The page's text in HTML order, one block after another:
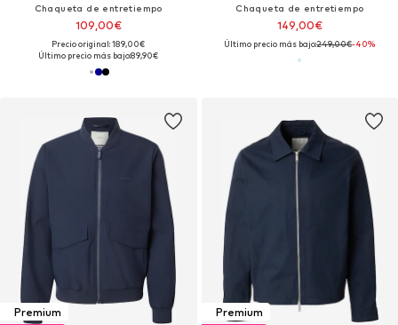
Chaqueta de entretiempo
109,00€
Precio original: 189,00€
Último precio más bajo:89,90€
Chaqueta de entretiempo
149,00€
Último precio más bajo:249,00€-40%
Premium
Premium